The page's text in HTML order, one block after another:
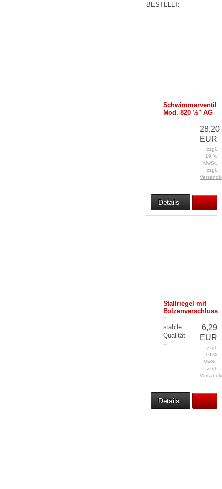
BESTELLT:
Schwimmerventil
Mod. 820 ½" AG
28,20
EUR
zzgl.
19 %
MwSt.
zzgl.
Details
Stallriegel mit
Bolzenverschluss
stabile
Qualität
6,29
EUR
zzgl.
19 %
MwSt.
zzgl.
Details